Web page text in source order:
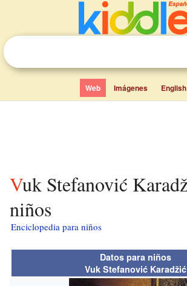
Web Imágenes English
Vuk Stefanović Karadžić para
niños
Enciclopedia para niños
Datos para niños
Vuk Stefanović Karadžić